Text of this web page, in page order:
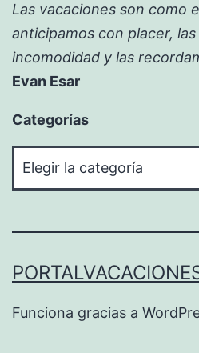
Las vacaciones son como
anticipamos con placer,
incomodidad y las
Evan Esar
Categorías
Funciona gracias a